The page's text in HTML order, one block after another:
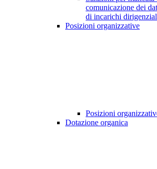
comunicazione dei
di incarichi
Posizioni organizzative
Posizioni
Dotazione organica